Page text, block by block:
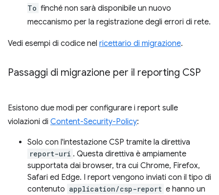
To finché non sarà disponibile un nuovo
meccanismo per la registrazione degli errori di rete.
Vedi esempi di codice nel ricettario di migrazione.
Passaggi di migrazione per il reporting CSP
Esistono due modi per configurare i report sulle
violazioni di Content-Security-Policy:
Solo con l'intestazione CSP tramite la direttiva
report-uri . Questa direttiva è ampiamente
supportata dai browser, tra cui Chrome, Firefox,
Safari ed Edge. I report vengono inviati con il tipo di
contenuto application/csp-report e hanno un